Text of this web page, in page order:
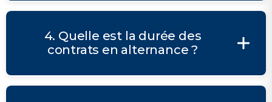
4. Quelle est la durée des
contrats en alternance ?